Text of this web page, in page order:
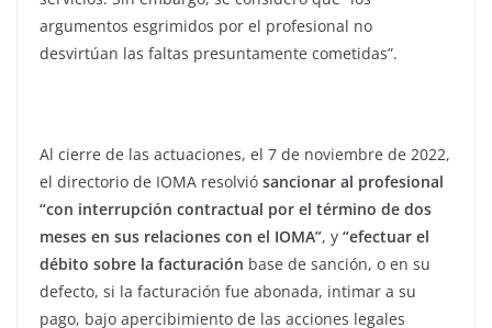
argumentos esgrimidos por el profesional no
desvirtúan las faltas presuntamente cometidas”.
Al cierre de las actuaciones, el 7 de noviembre de 2022,
el directorio de IOMA resolvió sancionar al profesional
“con interrupción contractual por el término de dos
meses en sus relaciones con el IOMA”, y “efectuar el
débito sobre la facturación base de sanción, o en su
defecto, si la facturación fue abonada, intimar a su
pago, bajo apercibimiento de las acciones legales